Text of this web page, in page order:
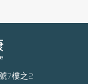
抗力約可持續4～6
毒再感染，越多次
力約在2～3年後會
7樓之2